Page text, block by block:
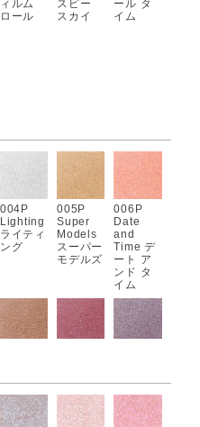
016M
Name
ィルム
ロール
スピー
スカイ
ール タ
イム
004P
Lighting
ライティ
ング
005P
Super
Models
スーパー
モデルズ
006P
Date
and
Time デ
ート ア
ンド タ
イム
Serious
ノット
ソー シ
リアス
05 スタ
ジオ フ
ァイブ
Shoot ラ
スト シ
ュート